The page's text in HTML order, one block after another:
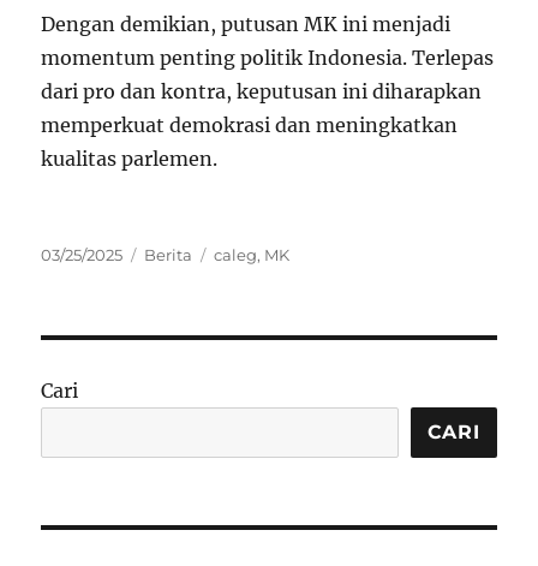
Dengan demikian, putusan MK ini menjadi
momentum penting politik Indonesia. Terlepas
dari pro dan kontra, keputusan ini diharapkan
memperkuat demokrasi dan meningkatkan
kualitas parlemen.
Posted
03/25/2025 Categories
Berita Tags
caleg, MK
Cari
CARI